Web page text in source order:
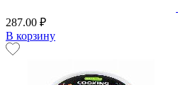
287.00 ₽
В корзину